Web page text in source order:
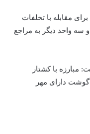
مقابله با تخلفات
سه واحد دیگر به مراجع
مبارزه با کشتار
گوشت دارای مهر